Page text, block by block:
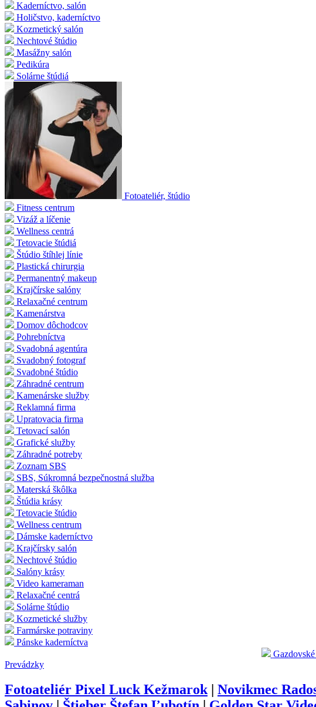
Kaderníctvo, salón
Holičstvo, kaderníctvo
Kozmetický salón
Nechtové štúdio
Masážny salón
Pedikúra
Solárne štúdiá
Fotoateliér, štúdio
Fitness centrum
Vizáž a líčenie
Wellness centrá
Tetovacie štúdiá
Štúdio štíhlej línie
Plastická chirurgia
Permanentný makeup
Krajčírske salóny
Relaxačné centrum
Kamenárstva
Domov dôchodcov
Pohrebníctva
Svadobná agentúra
Svadobný fotograf
Svadobné štúdio
Záhradné centrum
Kamenárske služby
Reklamná firma
Upratovacia firma
Tetovací salón
Grafické služby
Záhradné potreby
Zoznam SBS
SBS, Súkromná bezpečnostná služba
Materská škôlka
Štúdia krásy
Tetovacie štúdio
Wellness centrum
Dámske kaderníctvo
Krajčírsky salón
Nechtové štúdio
Salóny krásy
Video kameraman
Relaxačné centrá
Solárne štúdio
Kozmetické služby
Farmárske potraviny
Pánske kaderníctva
Prevádzky
Fotoateliér Pixel Luck Kežmarok| Novikmec